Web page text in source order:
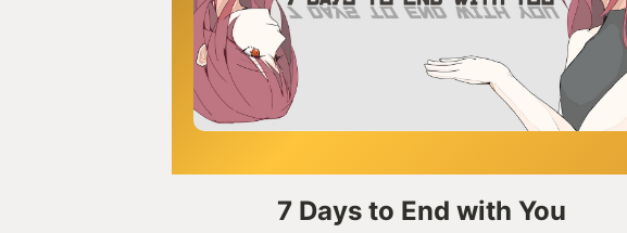
7 Days to End with You